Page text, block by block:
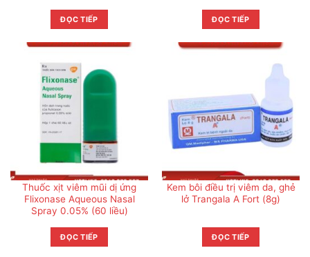
ĐỌC TIẾP ĐỌC TIẾP
Thuốc xịt viêm mũi dị ứng
Flixonase Aqueous Nasal
Spray 0.05% (60 liều)
ĐỌC TIẾP
Kem bôi điều trị viêm da, ghẻ
lở Trangala A Fort (8g)
ĐỌC TIẾP